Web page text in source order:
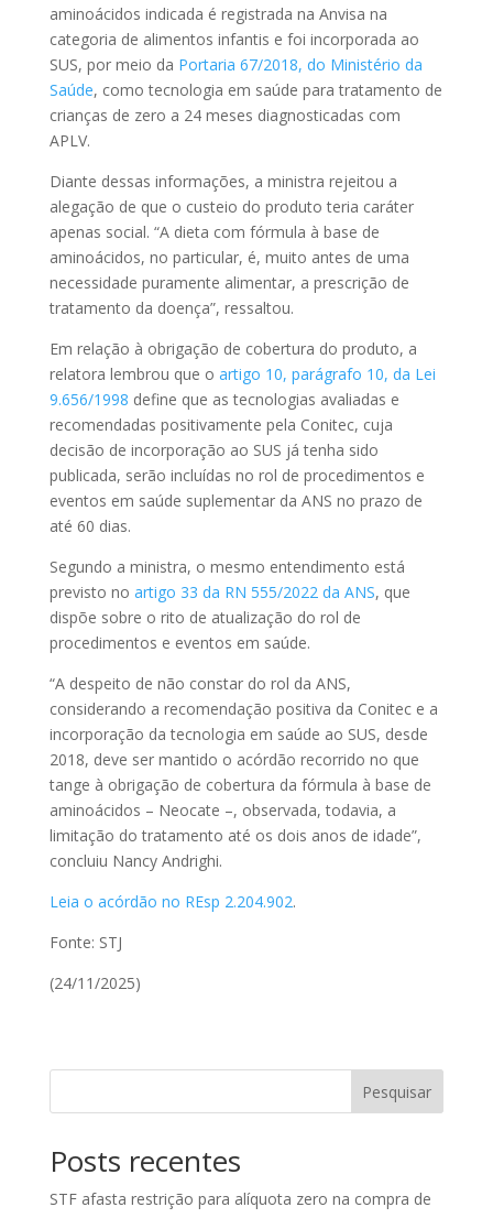
aminoácidos indicada é registrada na Anvisa na
categoria de alimentos infantis e foi incorporada ao
SUS, por meio da Portaria 67/2018, do Ministério da
Saúde, como tecnologia em saúde para tratamento de
crianças de zero a 24 meses diagnosticadas com
APLV.
Diante dessas informações, a ministra rejeitou a
alegação de que o custeio do produto teria caráter
apenas social. “A dieta com fórmula à base de
aminoácidos, no particular, é, muito antes de uma
necessidade puramente alimentar, a prescrição de
tratamento da doença”, ressaltou.
Em relação à obrigação de cobertura do produto, a
relatora lembrou que o artigo 10, parágrafo 10, da Lei
9.656/1998 define que as tecnologias avaliadas e
recomendadas positivamente pela Conitec, cuja
decisão de incorporação ao SUS já tenha sido
publicada, serão incluídas no rol de procedimentos e
eventos em saúde suplementar da ANS no prazo de
até 60 dias.
Segundo a ministra, o mesmo entendimento está
previsto no artigo 33 da RN 555/2022 da ANS, que
dispõe sobre o rito de atualização do rol de
procedimentos e eventos em saúde.
“A despeito de não constar do rol da ANS,
considerando a recomendação positiva da Conitec e a
incorporação da tecnologia em saúde ao SUS, desde
2018, deve ser mantido o acórdão recorrido no que
tange à obrigação de cobertura da fórmula à base de
aminoácidos – Neocate –, observada, todavia, a
limitação do tratamento até os dois anos de idade”,
concluiu Nancy Andrighi.
Leia o acórdão no REsp 2.204.902.
Fonte: STJ
(24/11/2025)
Pesquisar
Posts recentes
STF afasta restrição para alíquota zero na compra de